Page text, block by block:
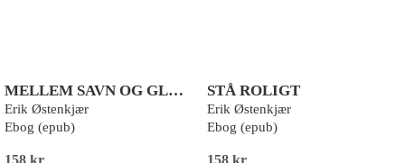
MELLEM SAVN OG GLÆDE
Erik Østenkjær
Ebog (epub)
158 kr
STÅ ROLIGT
Erik Østenkjær
Ebog (epub)
158 kr